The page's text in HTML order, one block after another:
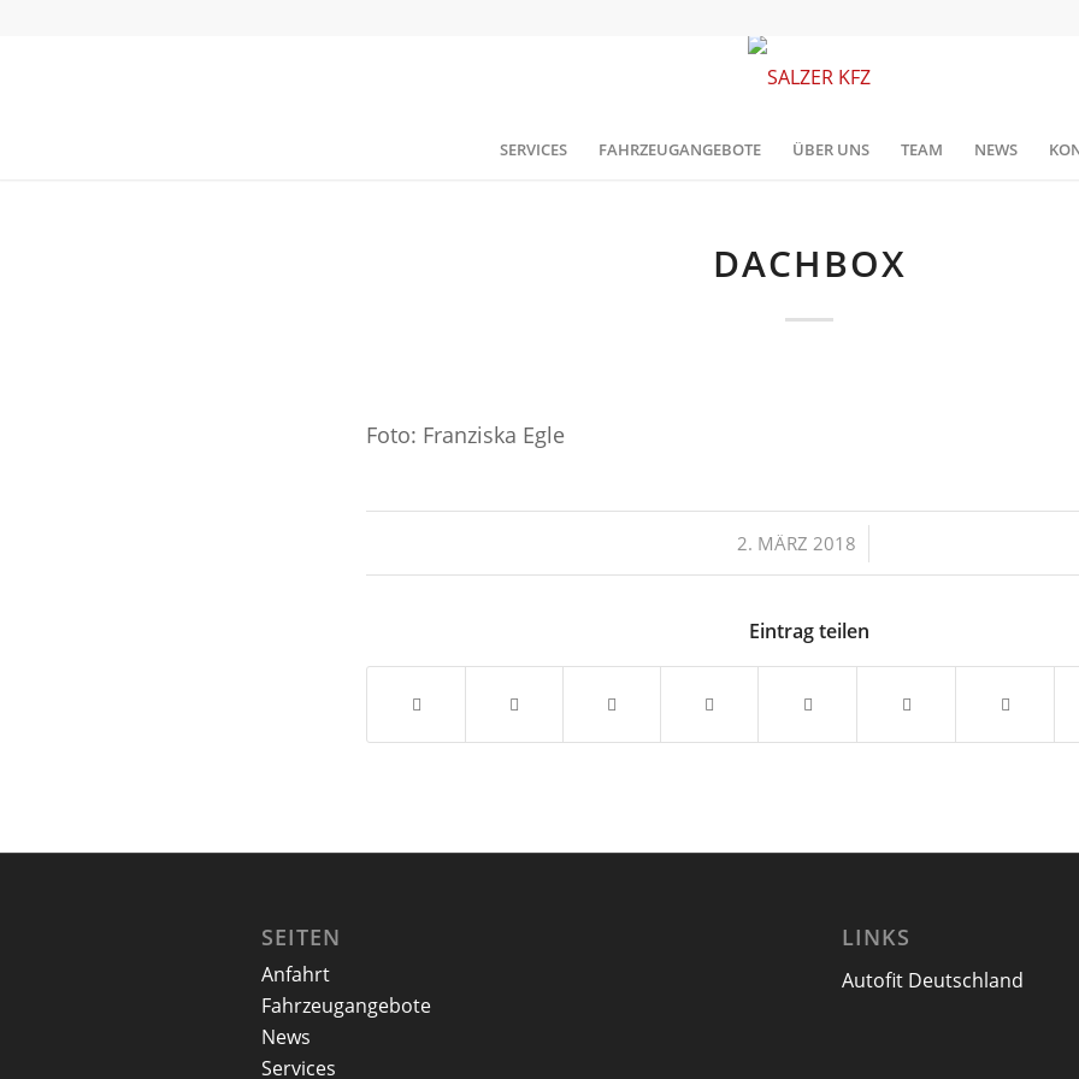
SERVICES FAHRZEUGANGEBOTE ÜBER UNS TEAM NEWS
DACHBOX
Foto: Franziska Egle
2. MÄRZ 2018
/
Eintrag teilen
SEITEN
Anfahrt
Fahrzeugangebote
News
Services
LINKS
Autofit Deutschland